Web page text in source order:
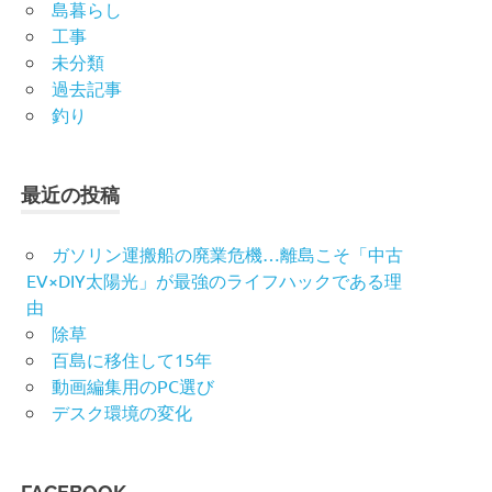
島暮らし
工事
未分類
過去記事
釣り
最近の投稿
ガソリン運搬船の廃業危機…離島こそ「中古
EV×DIY太陽光」が最強のライフハックである理
由
除草
百島に移住して15年
動画編集用のPC選び
デスク環境の変化